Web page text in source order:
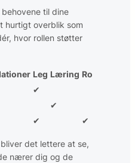
til dine
hurtigt overblik som
hvor rollen støtter
Leg Læring Ro
✔
✔
✔ ✔
det lettere at se,
nærer dig og de